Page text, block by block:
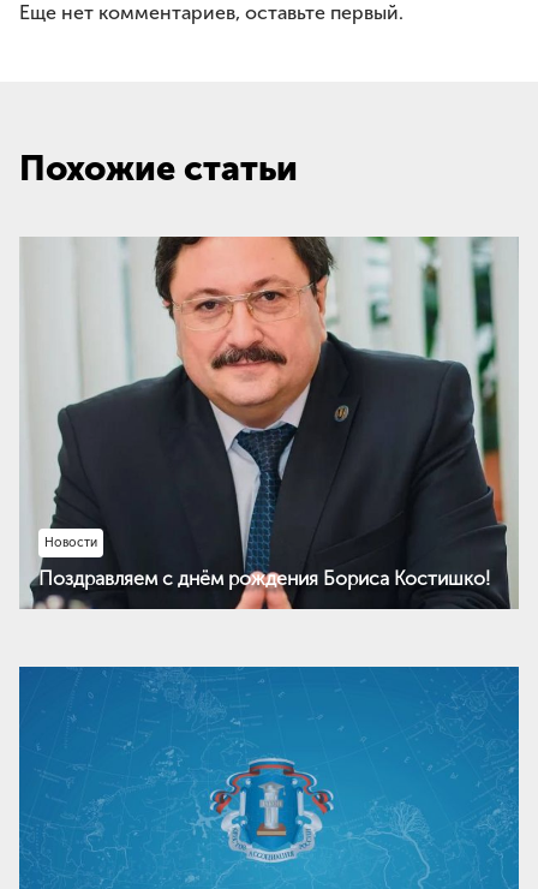
Еще нет комментариев, оставьте первый.
Похожие статьи
Новости
Поздравляем с днём рождения Бориса Костишко!